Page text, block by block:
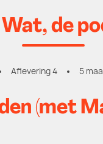
de
Aflevering 4 5
(met